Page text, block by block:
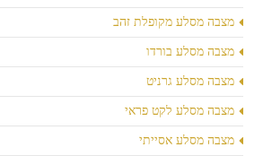
מצבה מסלע מקופלת זהב
מצבה מסלע בורדו
מצבה מסלע גרניט
מצבה מסלע לקט פראי
מצבה מסלע אסייתי